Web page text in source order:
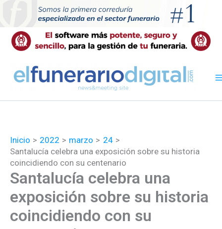
contenido
Inicio 2022 marzo
24
Santalucía celebra una exposición sobre su historia
coincidiendo con su centenario
Santalucía celebra una
exposición sobre su historia
coincidiendo con su